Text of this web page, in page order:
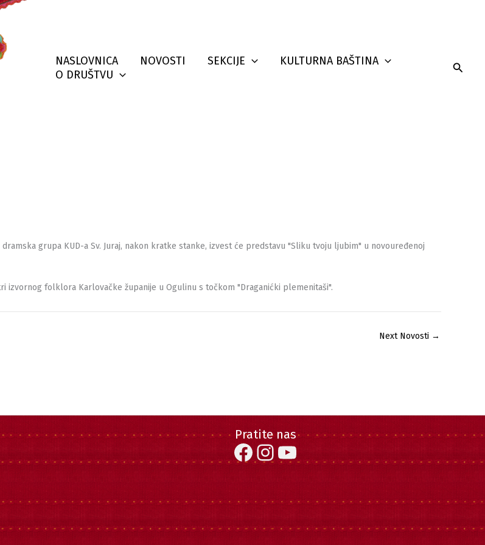
NASLOVNICA NOVOSTI SEKCIJE
KULTURNA BAŠTINA
O DRUŠTVU
grupa KUD-a Sv. Juraj, nakon kratke stanke, izvest će predstavu "Sliku tvoju ljubim" u novouređenoj
izvornog folklora Karlovačke županije u Ogulinu s točkom "Draganićki plemenitaši".
Next Novosti →
Pratite nas
Facebook
Instagram
YouTube